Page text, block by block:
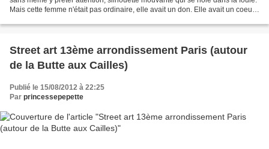
Mais cette femme n'était pas ordinaire, elle avait un don. Elle avait un coeur
Street art 13ème arrondissement Paris (autour
de la Butte aux Cailles)
Publié le 15/08/2012 à 22:25
Par princessepepette